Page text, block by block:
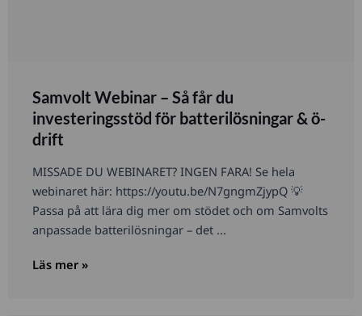
Samvolt Webinar – Så får du
investeringsstöd för batterilösningar & ö-
drift
MISSADE DU WEBINARET? INGEN FARA! Se hela
webinaret här: https://youtu.be/N7gngmZjypQ 💡
Passa på att lära dig mer om stödet och om Samvolts
anpassade batterilösningar – det ...
Läs mer »